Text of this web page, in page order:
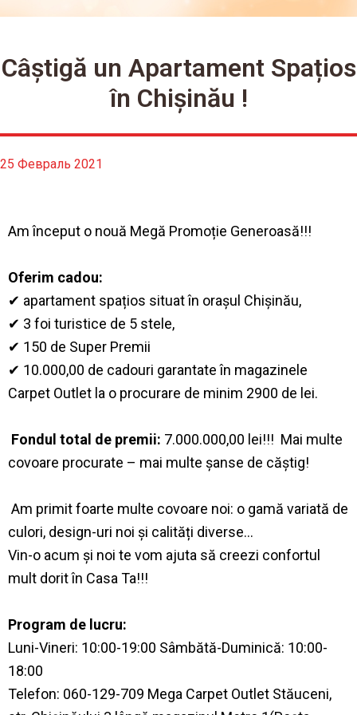
Câștigă un Apartament Spațios
în Chișinău !
25 Февраль 2021
Am început o nouă Megă Promoție Generoasă!!!
Oferim cadou:
✔ apartament spațios situat în orașul Chișinău,
✔ 3 foi turistice de 5 stele,
✔ 150 de Super Premii
✔ 10.000,00 de cadouri garantate în magazinele
Carpet Outlet la o procurare de minim 2900 de lei.
Fondul total de premii: 7.000.000,00 lei!!! Mai multe
covoare procurate – mai multe șanse de căștig!
Am primit foarte multe covoare noi: o gamă variată de
culori, design-uri noi și calități diverse…
Vin-o acum și noi te vom ajuta să creezi confortul
mult dorit în Casa Ta!!!
Program de lucru:
Luni-Vineri: 10:00-19:00 Sâmbătă-Duminică: 10:00-
18:00
Telefon: 060-129-709 Mega Carpet Outlet Stăuceni,